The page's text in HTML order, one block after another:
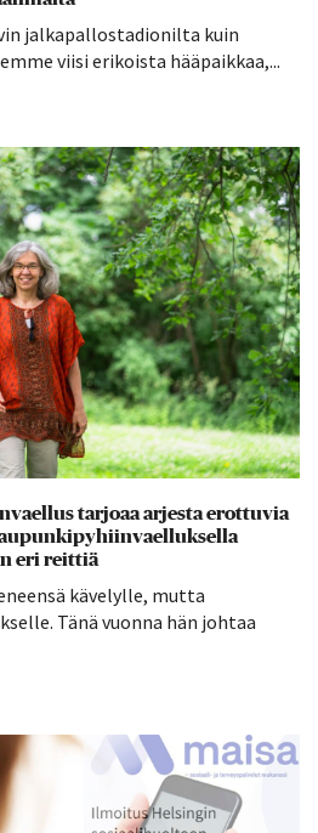
jalkapallostadionilta kuin
viisi erikoista hääpaikkaa,...
tarjoaa arjesta erottuvia
eri reittiä
kävelylle, mutta
Tänä vuonna hän johtaa